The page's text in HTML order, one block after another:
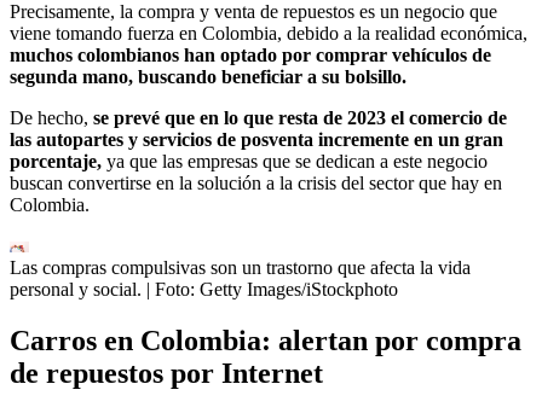
Precisamente, la compra y venta de repuestos es un negocio que
viene tomando fuerza en Colombia, debido a la realidad económica,
muchos colombianos han optado por comprar vehículos de
segunda mano, buscando beneficiar a su bolsillo.
De hecho, se prevé que en lo que resta de 2023 el comercio de
las autopartes y servicios de posventa incremente en un gran
porcentaje, ya que las empresas que se dedican a este negocio
buscan convertirse en la solución a la crisis del sector que hay en
Colombia.
Las compras compulsivas son un trastorno que afecta la vida
personal y social. | Foto: Getty Images/iStockphoto
Carros en Colombia: alertan por compra
de repuestos por Internet